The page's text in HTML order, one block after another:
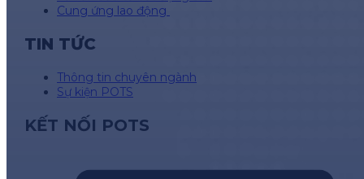
Cung ứng lao động
TIN TỨC
Thông tin chuyên ngành
Sự kiện POTS
KẾT NỐI POTS